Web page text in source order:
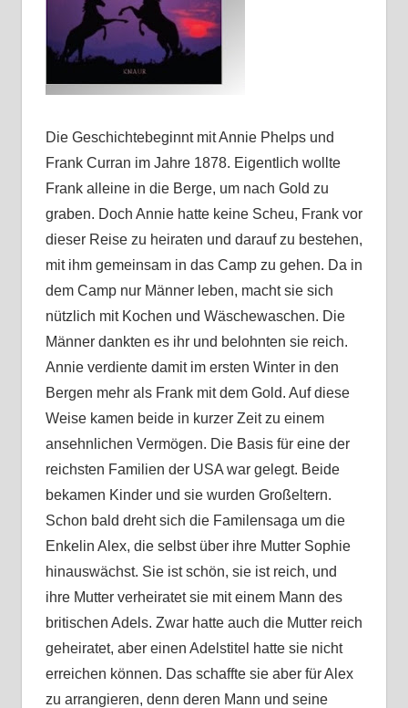
Die Geschichtebeginnt mit Annie Phelps und
Frank Curran im Jahre 1878. Eigentlich wollte
Frank alleine in die Berge, um nach Gold zu
graben. Doch Annie hatte keine Scheu, Frank vor
dieser Reise zu heiraten und darauf zu bestehen,
mit ihm gemeinsam in das Camp zu gehen. Da in
dem Camp nur Männer leben, macht sie sich
nützlich mit Kochen und Wäschewaschen. Die
Männer dankten es ihr und belohnten sie reich.
Annie verdiente damit im ersten Winter in den
Bergen mehr als Frank mit dem Gold. Auf diese
Weise kamen beide in kurzer Zeit zu einem
ansehnlichen Vermögen. Die Basis für eine der
reichsten Familien der USA war gelegt. Beide
bekamen Kinder und sie wurden Großeltern.
Schon bald dreht sich die Familensaga um die
Enkelin Alex, die selbst über ihre Mutter Sophie
hinauswächst. Sie ist schön, sie ist reich, und
ihre Mutter verheiratet sie mit einem Mann des
britischen Adels. Zwar hatte auch die Mutter reich
geheiratet, aber einen Adelstitel hatte sie nicht
erreichen können. Das schaffte sie aber für Alex
zu arrangieren, denn deren Mann und seine